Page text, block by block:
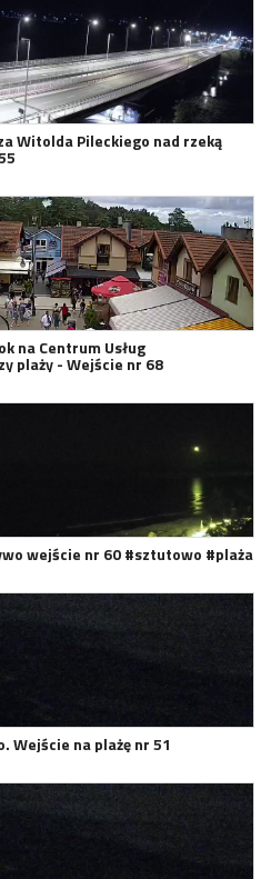
Witolda Pileckiego nad rzeką
na Centrum Usług
plaży - Wejście nr 68
wejście nr 60 #sztutowo #plaża
Wejście na plażę nr 51